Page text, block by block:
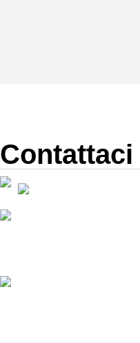
Contattaci